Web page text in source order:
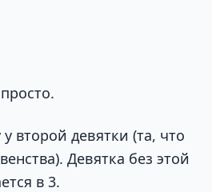
второй девятки (та, что
Девятка без этой
в 3.